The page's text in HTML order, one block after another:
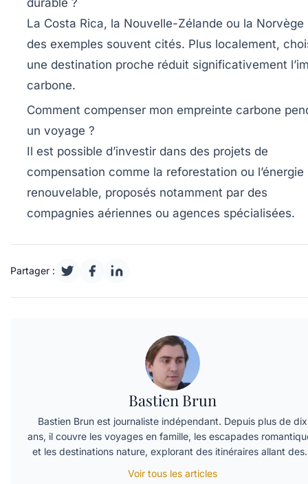
durable ?
La Costa Rica, la Nouvelle-Zélande ou la Norvège
des exemples souvent cités. Plus localement,
une destination proche réduit significativement
carbone.
Comment compenser mon empreinte carbone
un voyage ?
Il est possible d’investir dans des projets de
compensation comme la reforestation ou l’énergie
renouvelable, proposés notamment par des
compagnies aériennes ou agences spécialisées.
Partager :
Bastien Brun
Bastien Brun est journaliste indépendant. Depuis plus de dix
ans, il couvre les voyages en famille, les escapades
et les destinations nature, explorant des itinéraires allant
Voir tous les articles